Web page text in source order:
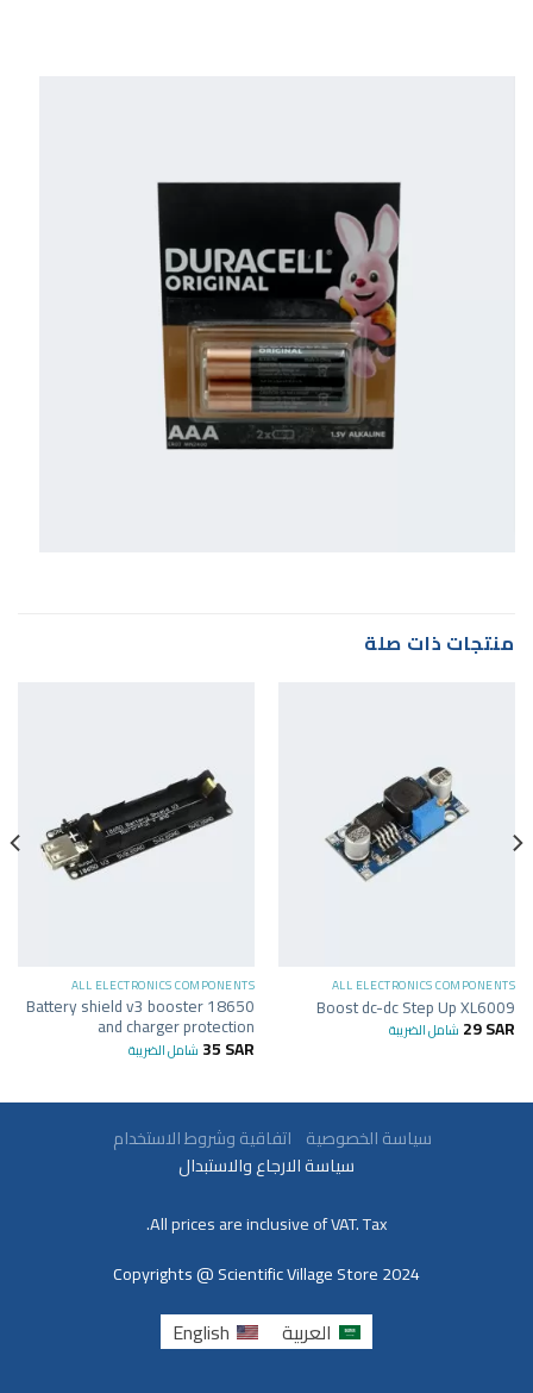
منتجات ذات صلة
ALL ELECTRONICS COMPONENTS
Boost dc-dc Step Up XL6009
29SAR شامل الضريبة
ALL ELECTRONICS COMPONENTS
18650 Battery shield v3 booster
and charger protection
35SAR شامل الضريبة
سياسة الخصوصية اتفاقية وشروط الاستخدام
سياسة الارجاع والاستبدال
All prices are inclusive of VAT. Tax.
Copyrights @ Scientific Village Store 2024
العربية English